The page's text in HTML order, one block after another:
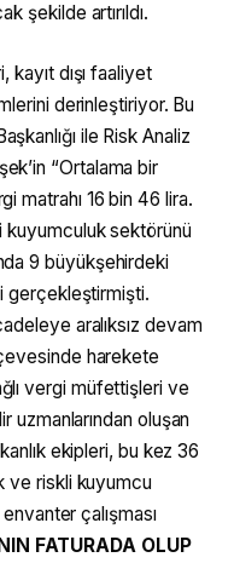
şekilde artırıldı.
kayıt dışı faaliyet
derinleştiriyor. Bu
ile Risk Analiz
“Ortalama bir
matrahı 16 bin 46 lira.
kuyumculuk sektörünü
9 büyükşehirdeki
gerçekleştirmişti.
aralıksız devam
harekete
vergi müfettişleri ve
uzmanlarından oluşan
ekipleri, bu kez 36
ve riskli kuyumcu
çalışması
FATURADA OLUP